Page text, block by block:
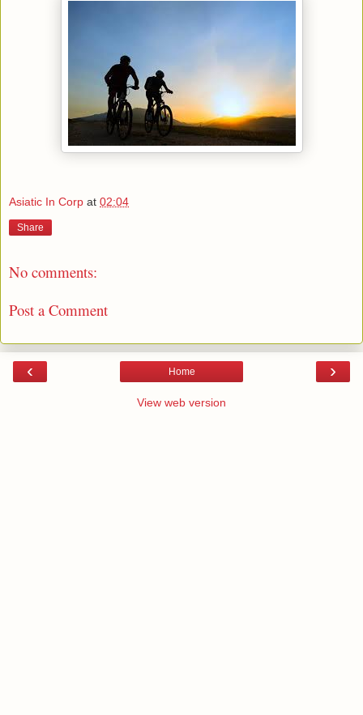
Asiatic In Corp at 02:04
Share
No comments:
Post a Comment
‹ ›
Home
View web version